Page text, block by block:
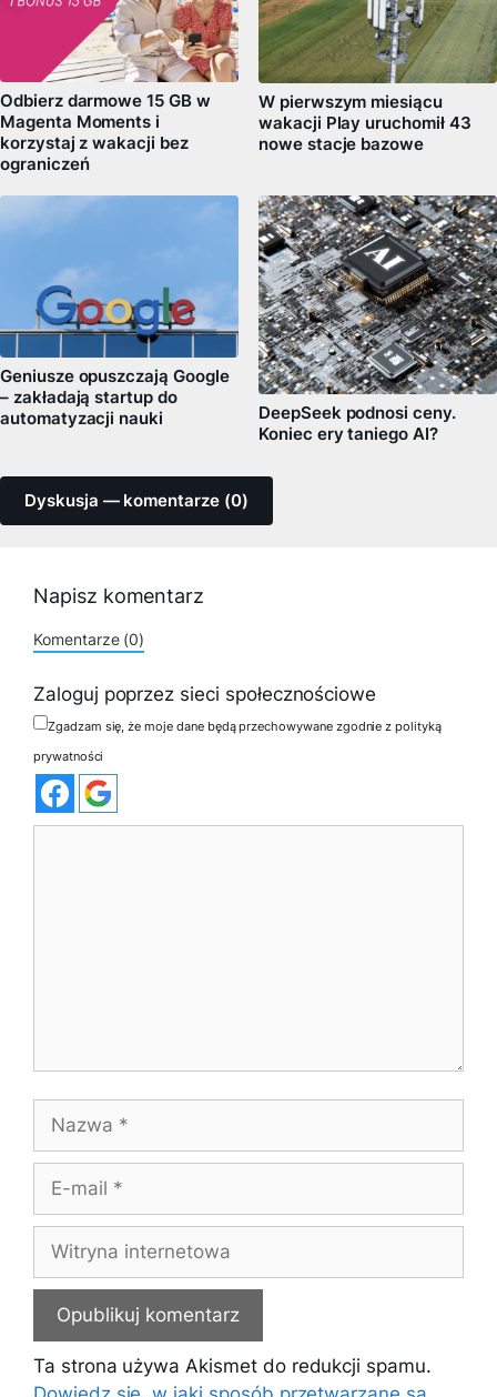
Odbierz darmowe 15 GB w
Magenta Moments i
korzystaj z wakacji bez
ograniczeń
W pierwszym miesiącu
wakacji Play uruchomił 43
nowe stacje bazowe
Geniusze opuszczają Google
– zakładają startup do
automatyzacji nauki
DeepSeek podnosi ceny.
Koniec ery taniego AI?
Dyskusja — komentarze (0)
Napisz komentarz
Komentarze (0)
Zaloguj poprzez sieci społecznościowe
Zgadzam się, że moje dane będą przechowywane zgodnie z polityką
prywatności
Nazwa
Witryna
internetowa
Ta strona używa Akismet do redukcji spamu.